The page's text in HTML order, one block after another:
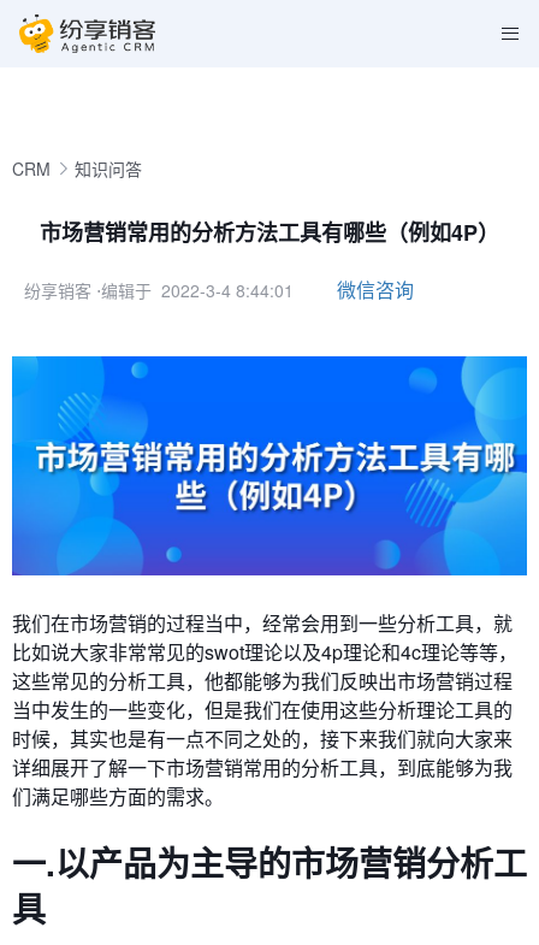
CRM 知识问答
市场营销常用的分析方法工具有哪些（例如4P）
纷享销客 ⋅编辑于 2022-3-4 8:44:01 微信咨询
我们在市场营销的过程当中，经常会用到一些分析工具，就
比如说大家非常常见的swot理论以及4p理论和4c理论等等，
这些常见的分析工具，他都能够为我们反映出市场营销过程
当中发生的一些变化，但是我们在使用这些分析理论工具的
时候，其实也是有一点不同之处的，接下来我们就向大家来
详细展开了解一下市场营销常用的分析工具，到底能够为我
们满足哪些方面的需求。
一.以产品为主导的市场营销分析工
具